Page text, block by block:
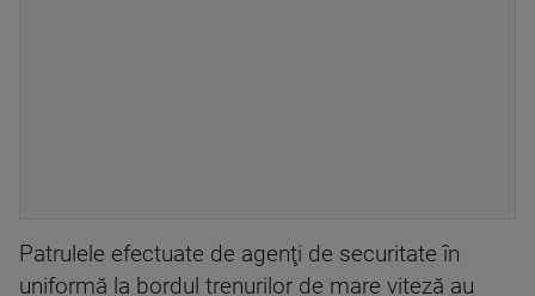
Patrulele efectuate de agenţi de securitate în
uniformă la bordul trenurilor de mare viteză au